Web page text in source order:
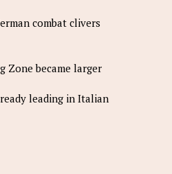
combat clivers
Zone became larger
leading in Italian